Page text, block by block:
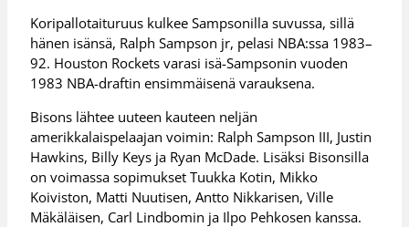
Koripallotaituruus kulkee Sampsonilla suvussa, sillä
hänen isänsä, Ralph Sampson jr, pelasi NBA:ssa 1983–
92. Houston Rockets varasi isä-Sampsonin vuoden
1983 NBA-draftin ensimmäisenä varauksena.
Bisons lähtee uuteen kauteen neljän
amerikkalaispelaajan voimin: Ralph Sampson III, Justin
Hawkins, Billy Keys ja Ryan McDade. Lisäksi Bisonsilla
on voimassa sopimukset Tuukka Kotin, Mikko
Koiviston, Matti Nuutisen, Antto Nikkarisen, Ville
Mäkäläisen, Carl Lindbomin ja Ilpo Pehkosen kanssa.